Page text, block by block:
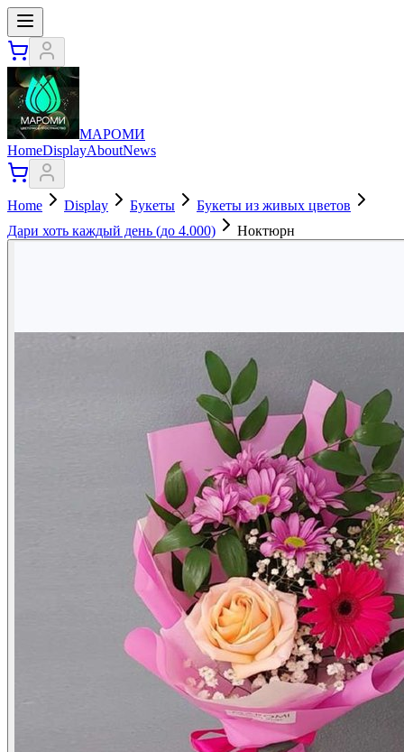
МАРОМИ
HomeDisplayAboutNews
Home Display Букеты
Букеты из живых цветов
Дари хоть каждый день (до 4.000)
Ноктюрн